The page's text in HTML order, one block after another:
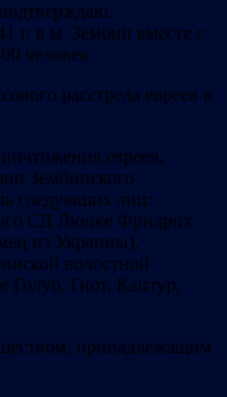
г. в м. Зембин вместе с
человек.
расстрела евреев в
евреев,
Зембинского
следующих лиц:
СД Люцке Фридрих
из Украины),
волостной
Голуб, Гнот, Каптур,
принадлежащим